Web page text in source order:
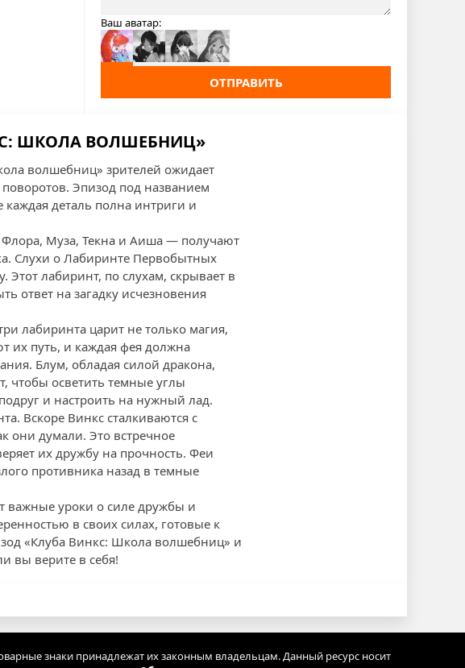
Ваш аватар:
ОТПРАВИТЬ
ШКОЛА ВОЛШЕБНИЦ»
волшебниц» зрителей ожидает
Эпизод под названием
деталь полна интриги и
Муза, Текна и Аиша — получают
Слухи о Лабиринте Первобытных
лабиринт, по слухам, скрывает в
ответ на загадку исчезновения
лабиринта царит не только магия,
их путь, и каждая фея должна
Блум, обладая силой дракона,
чтобы осветить темные углы
и настроить на нужный лад.
Вскоре Винкс сталкиваются с
они думали. Это встречное
их дружбу на прочность. Феи
противника назад в темные
важные уроки о силе дружбы и
в своих силах, готовые к
«Клуба Винкс: Школа волшебниц» и
вы верите в себя!
знаки принадлежат их законным владельцам. Данный ресурс носит